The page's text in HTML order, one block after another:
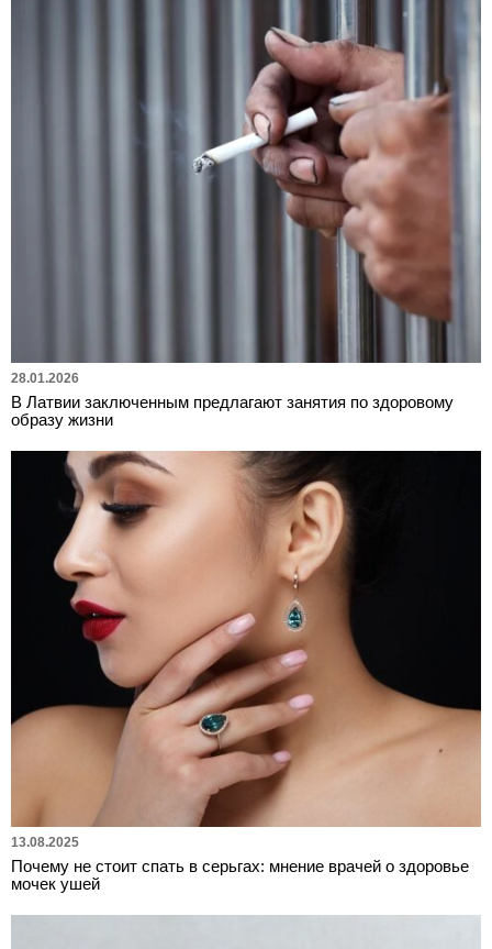
28.01.2026
В Латвии заключенным предлагают занятия по здоровому
образу жизни
13.08.2025
Почему не стоит спать в серьгах: мнение врачей о здоровье
мочек ушей